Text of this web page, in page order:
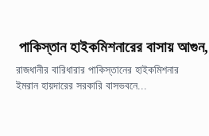
পাকিস্তান হাইকমিশনারের বাসায়
রাজধানীর বারিধারার পাকিস্তানের হাইকমিশনার
ইমরান হায়দারের সরকারি বাসভবনে...